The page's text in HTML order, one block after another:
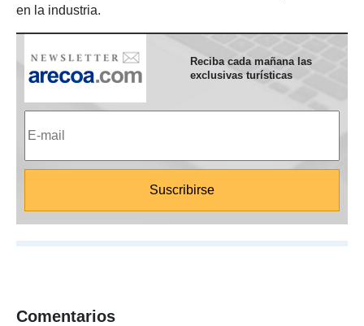
en la industria.
Reciba cada mañana las
exclusivas turísticas
Comentarios